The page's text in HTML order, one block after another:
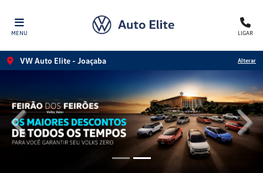
MENU LIGAR
VW Auto Elite - Joaçaba Alterar
templates.template-